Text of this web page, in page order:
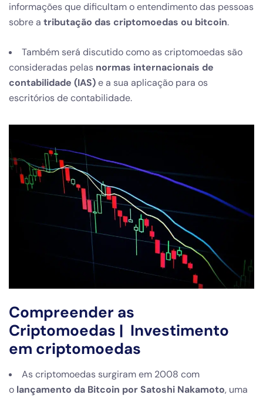
informações que dificultam o entendimento das pessoas
sobre a tributação das criptomoedas ou bitcoin.
Também será discutido como as criptomoedas são
consideradas pelas normas internacionais de
contabilidade (IAS)e a sua aplicação para os
escritórios de contabilidade.
Compreender as
Criptomoedas | Investimento
em criptomoedas
As criptomoedas surgiram em 2008 com
o lançamento da Bitcoin por Satoshi Nakamoto, uma